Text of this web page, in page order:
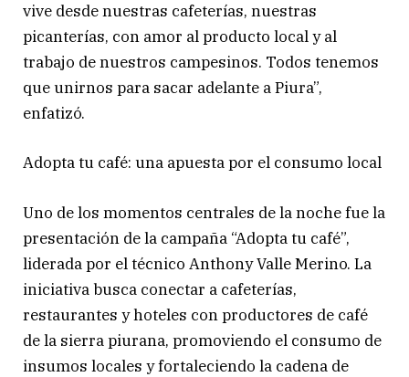
vive desde nuestras cafeterías, nuestras
picanterías, con amor al producto local y al
trabajo de nuestros campesinos. Todos tenemos
que unirnos para sacar adelante a Piura”,
enfatizó.
Adopta tu café: una apuesta por el consumo local
Uno de los momentos centrales de la noche fue la
presentación de la campaña “Adopta tu café”,
liderada por el técnico Anthony Valle Merino. La
iniciativa busca conectar a cafeterías,
restaurantes y hoteles con productores de café
de la sierra piurana, promoviendo el consumo de
insumos locales y fortaleciendo la cadena de